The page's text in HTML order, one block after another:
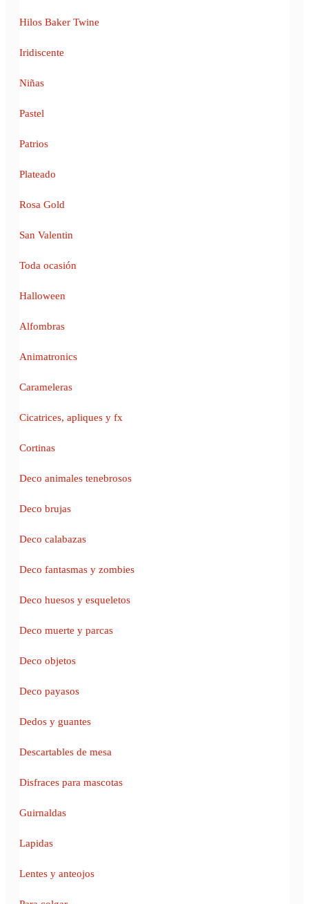
Hilos Baker Twine
Iridiscente
Niñas
Pastel
Patrios
Plateado
Rosa Gold
San Valentin
Toda ocasión
Halloween
Alfombras
Animatronics
Carameleras
Cicatrices, apliques y fx
Cortinas
Deco animales tenebrosos
Deco brujas
Deco calabazas
Deco fantasmas y zombies
Deco huesos y esqueletos
Deco muerte y parcas
Deco objetos
Deco payasos
Dedos y guantes
Descartables de mesa
Disfraces para mascotas
Guirnaldas
Lapidas
Lentes y anteojos